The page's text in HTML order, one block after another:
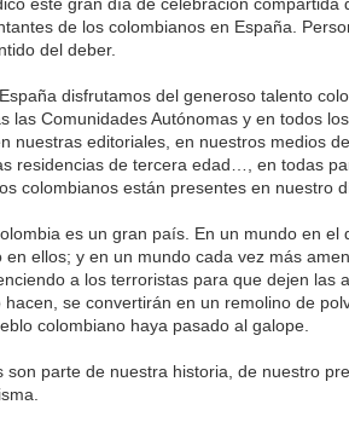
de los colombianos en España.
del deber.
disfrutamos del generoso talento
las Comunidades Autónomas y en todos
nuestras editoriales, en nuestros medios
residencias de tercera edad…, en todas
colombianos están presentes en nuestro
es un gran país. En un mundo en el
ellos; y en un mundo cada vez más
a los terroristas para que dejen las
hacen, se convertirán en un remolino de
colombiano haya pasado al galope.
son parte de nuestra historia, de nuestro